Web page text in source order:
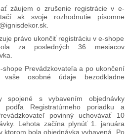
záujem o zrušenie registrácie v e-
ak svoje rozhodnutie písomne
právo ukončiť registráciu v e-shope
za posledných 36 mesiacov
shope Prevádzkovateľa a po ukončení
osobné údaje bezodkladne
spojené s vybavením objednávky
podľa Registratúrneho poriadku a
povinný uchovávať 10
Lehota začína plynúť 1. januára
ktorom bola objednávka vybavená. Po